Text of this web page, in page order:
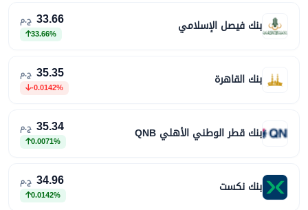
بنك فيصل الإسلامي 33.66 ج.م
33.66%
بنك القاهرة 35.35 ج.م
-0.0142%
بنك قطر الوطني الأهلي QNB 35.34 ج.م
0.0071%
بنك نكست 34.96 ج.م
0.0142%